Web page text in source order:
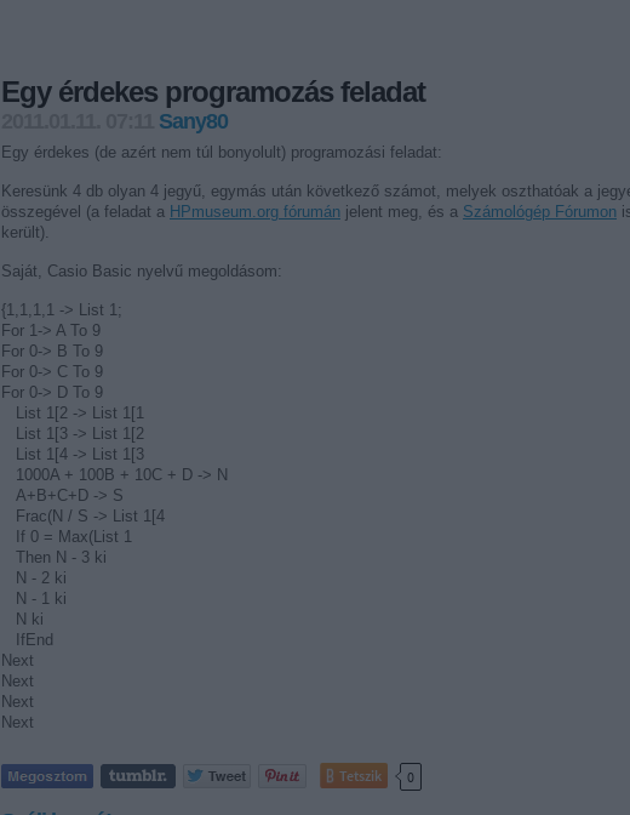
Egy érdekes programozás feladat
Sany80
Egy érdekes (de azért nem túl bonyolult) programozási feladat:
Keresünk 4 db olyan 4 jegyű, egymás után következő számot, melyek oszthatóak a
összegével (a feladat a HPmuseum.org fórumán jelent meg, és a Számológép Fórumon
került).
Saját, Casio Basic nyelvű megoldásom:
{1,1,1,1 -> List 1;
For 1-> A To 9
For 0-> B To 9
For 0-> C To 9
For 0-> D To 9
List 1[2 -> List 1[1
List 1[3 -> List 1[2
List 1[4 -> List 1[3
1000A + 100B + 10C + D -> N
A+B+C+D -> S
Frac(N / S -> List 1[4
If 0 = Max(List 1
Then N - 3 ki
N - 2 ki
N - 1 ki
N ki
IfEnd
Next
Next
Next
Next
Tetszik 0